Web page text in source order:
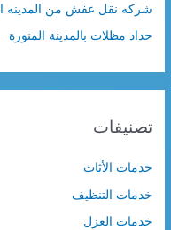
شركه نقل عفش من المدينه
حداد مظلات بالمدينة المنورة
تصنيفات
خدمات الأثاث
خدمات التنظيف
خدمات العزل